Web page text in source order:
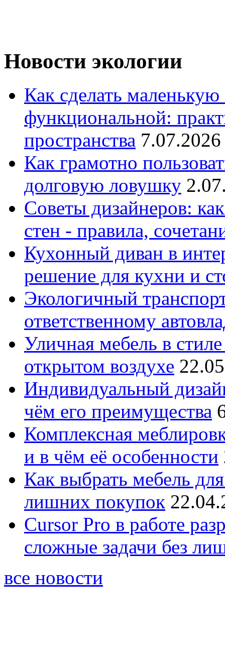
Новости экологии
Как сделать
функциональной:
пространства
Как грамотно
долговую ловушку
Советы дизайнеров:
стен - правила,
Кухонный диван в
решение для кухни и
Экологичный
ответственному
Уличная мебель в
открытом воздухе
Индивидуальный
чём его преимущества
Комплексная
и в чём её особенности
Как выбрать мебель
лишних покупок
Cursor Pro в работе
сложные задачи без
все новости